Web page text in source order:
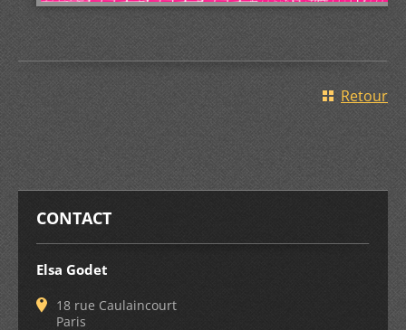
Retour
CONTACT
Elsa Godet
18 rue Caulaincourt
Paris